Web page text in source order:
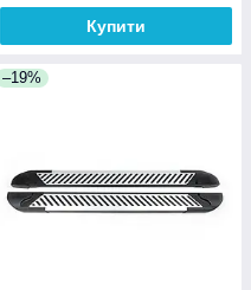
Купити
–19%